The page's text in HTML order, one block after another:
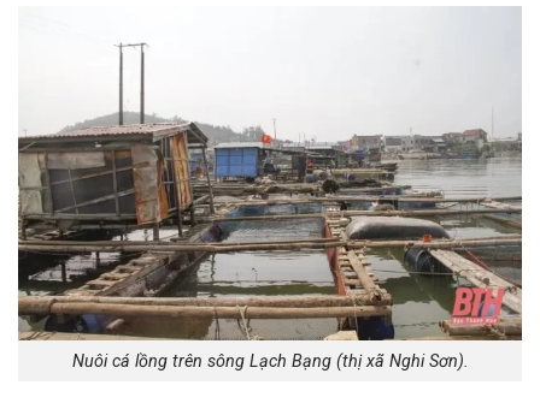
Nuôi cá lồng trên sông Lạch Bạng (thị xã Nghi Sơn).